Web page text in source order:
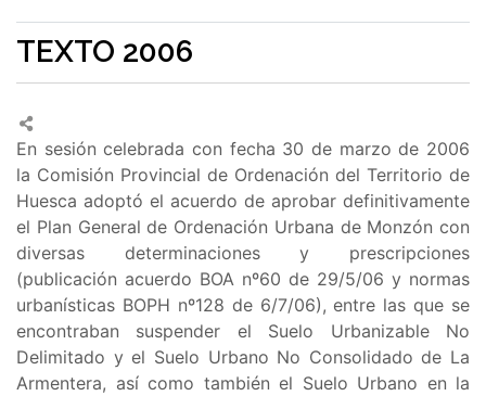
TEXTO 2006
En sesión celebrada con fecha 30 de marzo de 2006
la Comisión Provincial de Ordenación del Territorio de
Huesca adoptó el acuerdo de aprobar definitivamente
el Plan General de Ordenación Urbana de Monzón con
diversas determinaciones y prescripciones
(publicación acuerdo BOA nº60 de 29/5/06 y normas
urbanísticas BOPH nº128 de 6/7/06), entre las que se
encontraban suspender el Suelo Urbanizable No
Delimitado y el Suelo Urbano No Consolidado de La
Armentera, así como también el Suelo Urbano en la